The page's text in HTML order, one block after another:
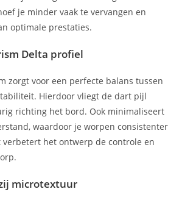
je minder vaak te vervangen en
optimale prestaties.
Delta profiel
zorgt voor een perfecte balans tussen
Hierdoor vliegt de dart pijl
richting het bord. Ook minimaliseert
waardoor je worpen consistenter
verbetert het ontwerp de controle en
microtextuur